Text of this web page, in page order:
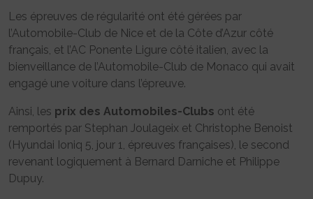
Les épreuves de régularité ont été gérées par
l’Automobile-Club de Nice et de la Côte d’Azur côté
français, et l’AC Ponente Ligure côté italien, avec la
bienveillance de l’Automobile-Club de Monaco qui avait
engagé une voiture dans l’épreuve.
Ainsi, les prix des Automobiles-Clubs ont été
remportés par Stephan Joulageix et Christophe Benoist
(Hyundai Ioniq 5, jour 1, épreuves françaises), le second
revenant logiquement à Bernard Darniche et Philippe
Dupuy.